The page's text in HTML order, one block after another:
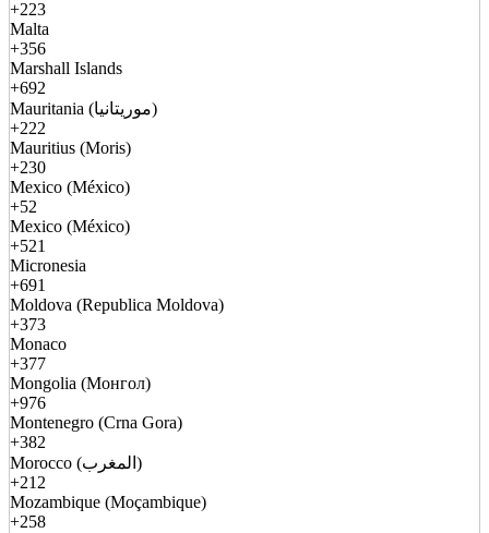
+223
Malta
+356
Marshall Islands
+692
Mauritania (موريتانيا)
+222
Mauritius (Moris)
+230
Mexico (México)
+52
Mexico (México)
+521
Micronesia
+691
Moldova (Republica Moldova)
+373
Monaco
+377
Mongolia (Монгол)
+976
Montenegro (Crna Gora)
+382
Morocco (المغرب)
+212
Mozambique (Moçambique)
+258